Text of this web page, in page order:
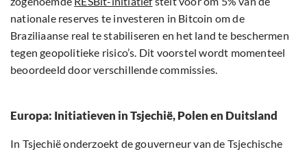
nationale reserves te investeren in Bitcoin om de
Braziliaanse real te stabiliseren en het land te beschermen
tegen geopolitieke risico’s. Dit voorstel wordt momenteel
beoordeeld door verschillende commissies.
Europa: Initiatieven in Tsjechië, Polen en Duitsland
In Tsjechië onderzoekt de gouverneur van de Tsjechische